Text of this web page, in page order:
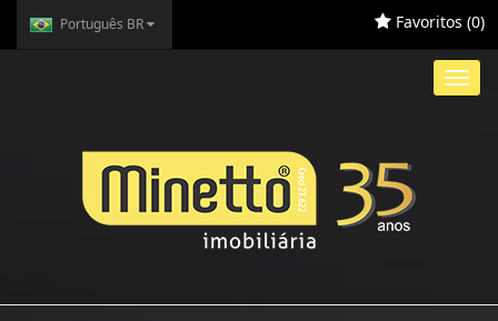
Português BR Favoritos (0)